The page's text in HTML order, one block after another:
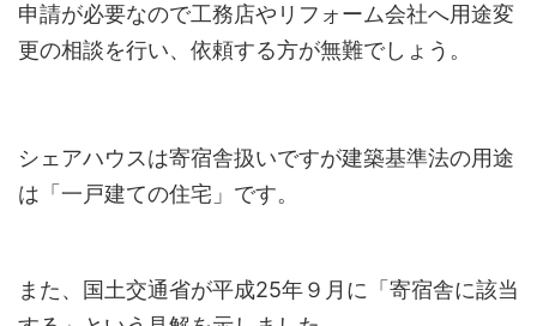
申請が必要なので工務店やリフォーム会社へ用途変
更の相談を行い、依頼する方が無難でしょう。
シェアハウスは寄宿舎扱いですが建築基準法の用途
は「一戸建ての住宅」です。
また、国土交通省が平成25年９月に「寄宿舎に該当